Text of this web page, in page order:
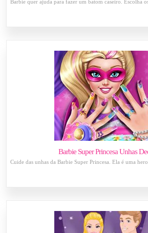
Barbie quer ajuda para fazer um batom caseiro. Escolha
Barbie Super Princesa Unhas
Cuide das unhas da Barbie Super Princesa. Ela é uma